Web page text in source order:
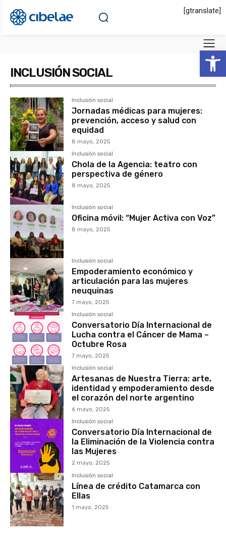
Abrir
[gtranslate]
INCLUSIÓN SOCIAL
Inclusión social
Jornadas médicas para mujeres:
prevención, acceso y salud con
equidad
8 mayo, 2025
Inclusión social
Chola de la Agencia: teatro con
perspectiva de género
8 mayo, 2025
Inclusión social
Oficina móvil: “Mujer Activa con Voz”
8 mayo, 2025
Inclusión social
Empoderamiento económico y
articulación para las mujeres
neuquinas
7 mayo, 2025
Inclusión social
Conversatorio Día Internacional de
Lucha contra el Cáncer de Mama –
Octubre Rosa
7 mayo, 2025
Inclusión social
Artesanas de Nuestra Tierra: arte,
identidad y empoderamiento desde
el corazón del norte argentino
6 mayo, 2025
Inclusión social
Conversatorio Día Internacional de
la Eliminación de la Violencia contra
las Mujeres
2 mayo, 2025
Inclusión social
Línea de crédito Catamarca con
Ellas
1 mayo, 2025